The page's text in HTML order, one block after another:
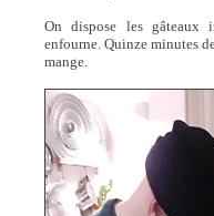
On dispose les gâteaux
enfourne. Quinze minutes
mange.